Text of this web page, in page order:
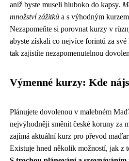
aniž byste museli hluboko do kapsy.
množství zážitků a s výhodným
Nezapomeňte si porovnat kurzy v
abyste získali co nejvíce forintů za
tak zajistíte nezapomenutelnou
Výmenné kurzy: Kde
Plánujete dovolenou v malebném
nejvýhodněji směnit české koruny za
zajímá aktuální kurz pro převod
Existuje hned několik možností, jak z